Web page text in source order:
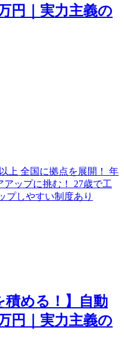
円｜実力主義の
積める！】自動
円｜実力主義の